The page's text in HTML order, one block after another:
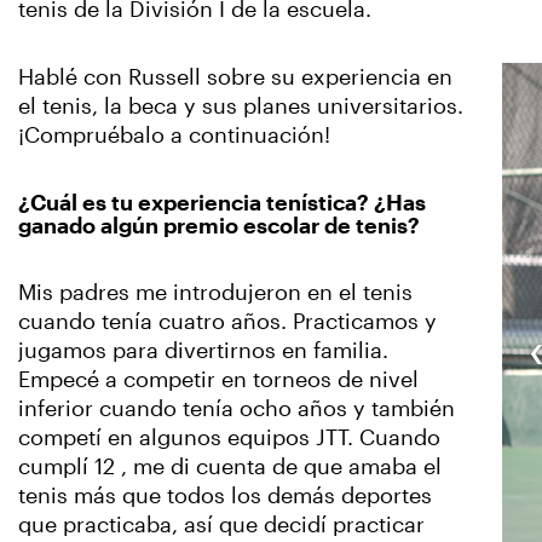
tenis de la División I de la escuela.
Hablé con Russell sobre su experiencia en
el tenis, la beca y sus planes universitarios.
¡Compruébalo a continuación!
¿Cuál es tu experiencia tenística? ¿Has
ganado algún premio escolar de tenis?
Mis padres me introdujeron en el tenis
cuando tenía cuatro años. Practicamos y
jugamos para divertirnos en familia.
Empecé a competir en torneos de nivel
inferior cuando tenía ocho años y también
competí en algunos equipos JTT. Cuando
cumplí 12 , me di cuenta de que amaba el
tenis más que todos los demás deportes
que practicaba, así que decidí practicar